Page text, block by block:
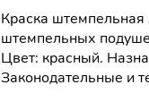
Краска штемпельная
штемпельных
Цвет: красный.
Законодательные и